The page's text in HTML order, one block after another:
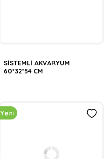
SİSTEMLİ AKVARYUM
60*32*54 CM
Yeni